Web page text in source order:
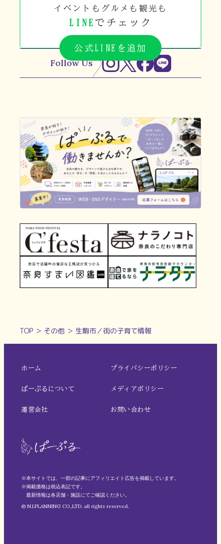
イベントもグルメも観光も
LINE でチェック
公式LINEを追加
Follow Us
TOP ＞ その他 ＞ 生駒市／街の子育て情報
ホーム
ぱーぷるについて
運営会社
プライバシーポリシー
メディアポリシー
お問い合わせ
※本サイトでは、一部の記事にアフィリエイト広告を掲載しています。
※掲載価格は税込表記です。
最新情報は各店舗・施設にてご確認ください。
© N.I.PLANNING CO.,LTD. all rights reserved.